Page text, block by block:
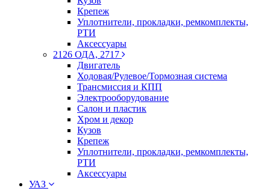
Крепеж
Уплотнители, прокладки, ремкомплекты,
РТИ
Аксессуары
2126 ОДА, 2717
Двигатель
Ходовая/Рулевое/Тормозная система
Трансмиссия и КПП
Электрооборудование
Салон и пластик
Хром и декор
Кузов
Крепеж
Уплотнители, прокладки, ремкомплекты,
РТИ
Аксессуары
УАЗ